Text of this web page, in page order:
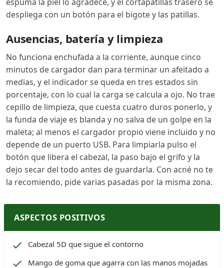
despliega con un botón para el bigote y las patillas.
Ausencias, batería y limpieza
No funciona enchufada a la corriente, aunque cinco
minutos de cargador dan para terminar un afeitado a
medias, y el indicador se queda en tres estados sin
porcentaje, con lo cual la carga se calcula a ojo. No trae
cepillo de limpieza, que cuesta cuatro duros ponerlo, y
la funda de viaje es blanda y no salva de un golpe en la
maleta; al menos el cargador propio viene incluido y no
depende de un puerto USB. Para limpiarla pulso el
botón que libera el cabezal, la paso bajo el grifo y la
dejo secar del todo antes de guardarla. Con acné no te
la recomiendo, pide varias pasadas por la misma zona.
ASPECTOS POSITIVOS
Cabezal 5D que sigue el contorno
Mango de goma que agarra con las manos mojadas